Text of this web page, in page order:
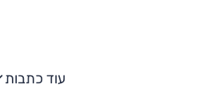
עוד כתבות